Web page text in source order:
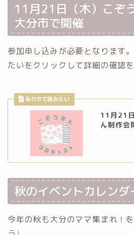
11月21日（木）こぞ
大分市で開催
参加申し込みが必要となります
たいをクリックして詳細の確認
11月21
ん制作会
秋のイベントカレンダ
今年の秋も大分のママ集まれ！